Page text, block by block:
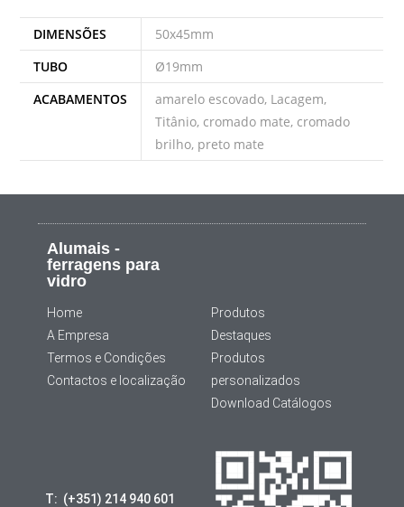
DIMENSÕES
50x45mm
TUBO
Ø19mm
ACABAMENTOS
amarelo escovado, Lacagem,
Titânio, cromado mate, cromado
brilho, preto mate
Alumais -
ferragens para
vidro
Home
A Empresa
Termos e Condições
Contactos e localização
Produtos
Destaques
Produtos
personalizados
Download Catálogos
T: (+351) 214 940 601